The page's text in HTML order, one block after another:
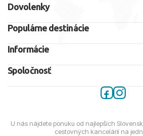
Dovolenky
Populárne destinácie
Informácie
Spoločnosť
U nás nájdete ponuku od najlepších
cestovných kancelárií na